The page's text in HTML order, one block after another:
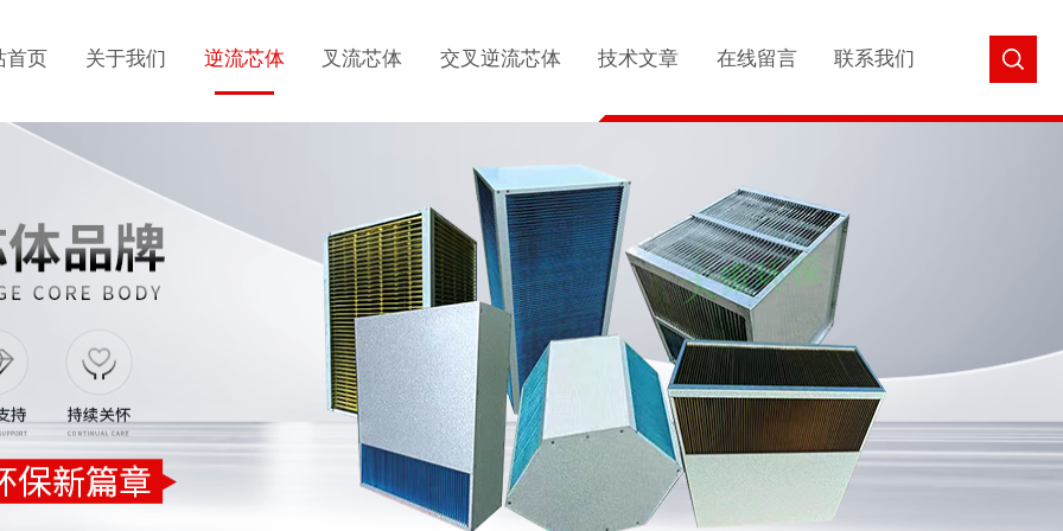
首页 关于我们 逆流芯体 叉流芯体 交叉逆流芯体 技术文章 在线留言 联系我们